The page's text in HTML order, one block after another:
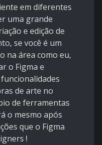
em diferentes
uma grande
e edição de
se você é um
na área como eu,
o Figma e
de arte no
de ferramentas
o mesmo após
que o Figma
!